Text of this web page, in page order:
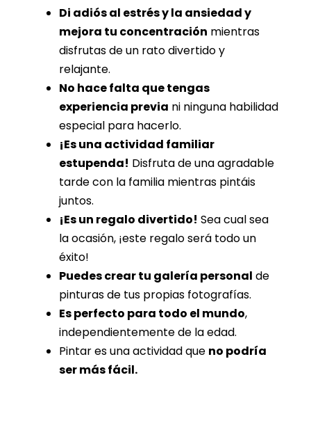
Di adiós al estrés y la ansiedad y
mejora tu concentración mientras
disfrutas de un rato divertido y
relajante.
No hace falta que tengas
experiencia previa ni ninguna habilidad
especial para hacerlo.
¡Es una actividad familiar
estupenda! Disfruta de una agradable
tarde con la familia mientras pintáis
juntos.
¡Es un regalo divertido! Sea cual sea
la ocasión, ¡este regalo será todo un
éxito!
Puedes crear tu galería personal de
pinturas de tus propias fotografías.
Es perfecto para todo el mundo,
independientemente de la edad.
Pintar es una actividad que no podría
ser más fácil.